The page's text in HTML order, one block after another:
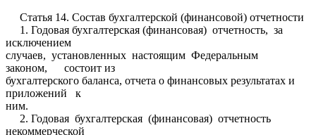
Статья 14. Состав бухгалтерской (финансовой) отчетности
1. Годовая бухгалтерская (финансовая) отчетность, за
исключением
случаев, установленных настоящим Федеральным
законом, состоит из
бухгалтерского баланса, отчета о финансовых результатах и
приложений к
ним.
2. Годовая бухгалтерская (финансовая) отчетность
некоммерческой